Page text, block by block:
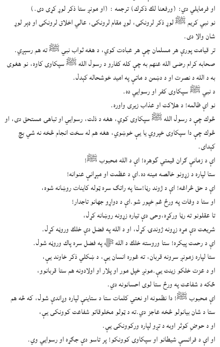
او فرمایلي دي: (ورفعنا لك ذكرك) ترجمه : (او مونږ ستا ذکر لوړ کړی دی.)
نو نبي کریم ﷺ لوړ ذکر لرونکی، لوړ مقام لرونکی، عالي اخلاق لرونکی او ډېر لوړ
شان والا دی.
تر قیامت پورې هر مسلمان چې هر عبادت کوي، د هغه ثواب نبي ﷺ ته هم رسېږي.
صحابه کرام رضی الله عنهم به چې کله کفارو د رسول الله ﷺ سپکاوی کاوه، نو هغوی
به د الله د نصرت او د دښمن د ماتې په امید خوشحاله کېدل.
د نبي ﷺ سپکاوی کفر او رسوایي ده.
نو اې ظالمه! د هلاکت او عذاب زیری واوره.
څوك چې د رسول الله ﷺ سپکاوی کوي، هغه د ذلت، رسوایي او تباهۍ مستحق دی، او
څوك چې دا سپکاوی خپروي یا یې خوښوي، هغه هم له سخت انجام څخه نه شي بچ
کېدای.
اې د زمانې ګران قیمتي گوهره! اې د الله محبوب ﷺ!
ستا لپاره د زړونو خالصه مینه ده.اې د عظمت او مېړانې عنوانه!
اې د حق څراغه! اې د ژوند رڼا!ستا په راتګ سره ټوله کاینات روښانه شوه،
او ستا د وفات په ورځ غم خپور شو.اې د دواړو جهانو تاجدار!
تا عقلونو ته رڼا ورکړه،وحی دې تیاره زړونه روښانه کړل،
شریعت دې مړه زړونه ژوندۍ کړل، او د الله په فضل دې خلك وروڼه کړل.
اې د رحمت پیکره! ستا وروسته خلك د الله ﷻ په فضل سره پاك وروڼه شول.
ستا لپاره زمونږ سرونه قربان، ته غوره انسان یې، د ښکلي ذکر خاوند یې،
او د عزت خلکو زینت یې.مونږ خپل مور او پلار او اولادونه هم ستا قربانوو،
ځکه د شفاعت په ورځ ستا لوی احسانونه دي.
اې محبوب ﷺ! دا نظمونه او نعتي کلمات ستا د ستاینې لپاره وړاندې شول، که څه هم
ستا د شان بیانولو څخه عاجز دي.ته د ټولو مخلوقاتو شفاعت کوونکی یې،
او د حوضِ کوثر اوبه د تږو لپاره ورکوونکی یې.
او اې د فرانسې شیطانو او سپکاوی کوونکو! پر تاسو دې جګړه او رسوایي وي.